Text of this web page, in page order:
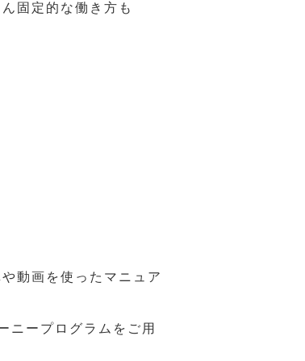
固定的な働き方も
動画を使ったマニュア
ニープログラムをご用